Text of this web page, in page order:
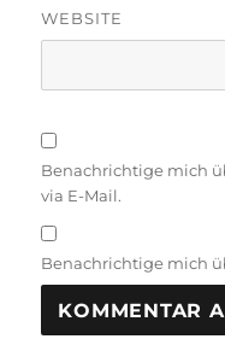
WEBSITE
Benachrichtige mich
via E-Mail.
Benachrichtige mich